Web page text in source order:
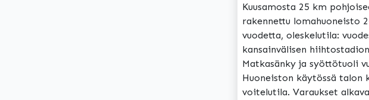
Kuusamosta 25 km
rakennettu lomahuoneisto
vuodetta, oleskelutila:
kansainvälisen
Matkasänky ja syöttötuoli
Huoneiston käytössä talon
voitelutila. Varaukset